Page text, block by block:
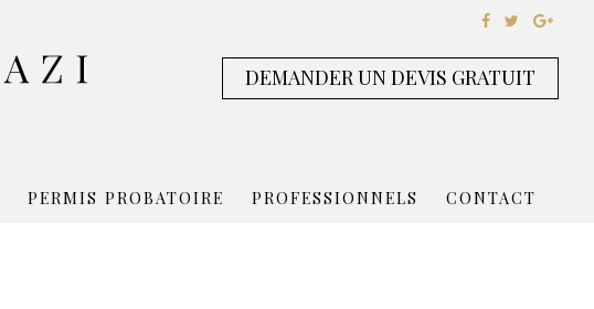
DEMANDER UN DEVIS GRATUIT
PERMIS PROBATOIRE PROFESSIONNELS CONTACT